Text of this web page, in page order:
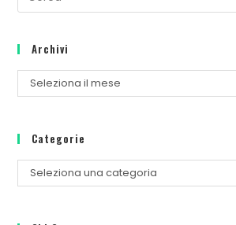
Archivi
Seleziona il mese
Categorie
Seleziona una categoria